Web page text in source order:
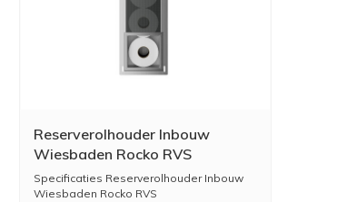
Reserverolhouder Inbouw
Wiesbaden Rocko RVS
Specificaties Reserverolhouder Inbouw
Wiesbaden Rocko RVS